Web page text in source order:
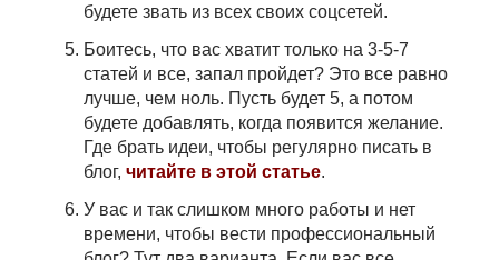
будете звать из всех своих соцсетей.
Боитесь, что вас хватит только на 3-5-7
статей и все, запал пройдет? Это все равно
лучше, чем ноль. Пусть будет 5, а потом
будете добавлять, когда появится желание.
Где брать идеи, чтобы регулярно писать в
блог, читайте в этой статье.
У вас и так слишком много работы и нет
времени, чтобы вести профессиональный